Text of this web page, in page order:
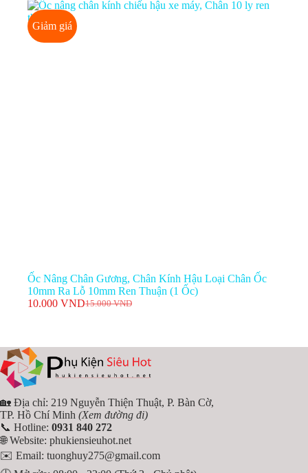
Giảm giá
Ốc Nâng Chân Gương, Chân Kính Hậu Loại Chân Ốc
10mm Ra Lỗ 10mm Ren Thuận (1 Ốc)
15.000VND
Giá
15.000 VND.
10.000 VNDGiá
là:
10.000 VND.
🏡 Địa chỉ: 219 Nguyễn Thiện Thuật, P. Bàn Cờ,
TP. Hồ Chí Minh (Xem đường đi)
📞 Hotline: 0931 840 272
🌐 Website: phukiensieuhot.net
✉️ Email: tuonghuy275@gmail.com